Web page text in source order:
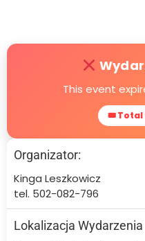
This event
🎟 Total
Organizator:
Kinga Leszkowicz
tel. 502-082-796
Lokalizacja Wydarzenia